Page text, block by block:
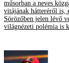
műsorban a neves
vitájának hátteréről is,
Sörözőben jelen lévő
világnézeti polémia is